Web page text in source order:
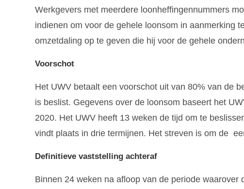
Werkgevers met meerdere loonheffingennummers
indienen om voor de gehele loonsom in aanmerking
omzetdaling op te geven die hij voor de gehele
Voorschot
Het UWV betaalt een voorschot uit van 80% van de
is beslist. Gegevens over de loonsom baseert het
2020. Het UWV heeft 13 weken de tijd om te
vindt plaats in drie termijnen. Het streven is om de
Definitieve vaststelling achteraf
Binnen 24 weken na afloop van de periode